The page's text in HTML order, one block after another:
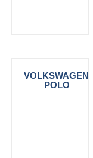
VOLKSWAGEN
-
POLO